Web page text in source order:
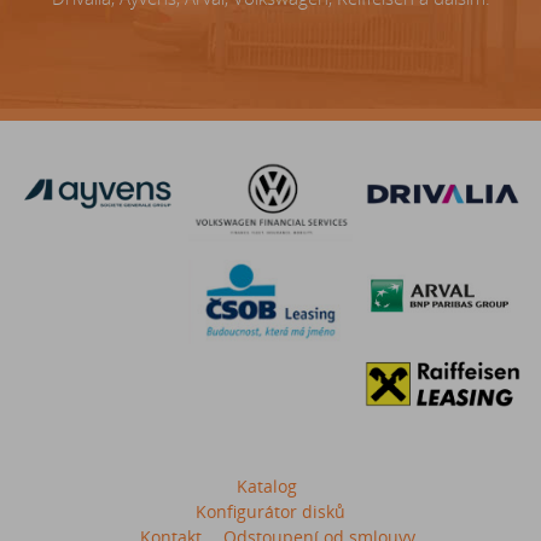
Katalog
Konfigurátor disků